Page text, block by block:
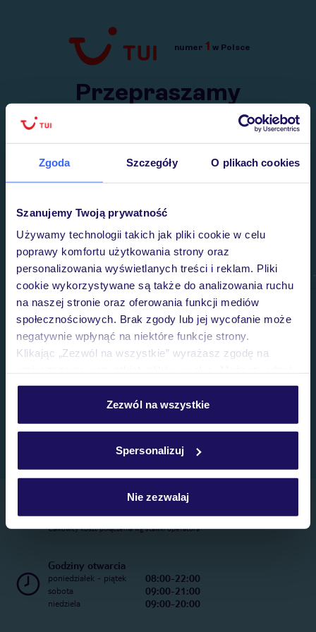
Zgoda Szczegóły O plikach cookies
Szanujemy Twoją prywatność
Używamy technologii takich jak pliki cookie w celu
poprawy komfortu użytkowania strony oraz
personalizowania wyświetlanych treści i reklam. Pliki
cookie wykorzystywane są także do analizowania ruchu
na naszej stronie oraz oferowania funkcji mediów
społecznościowych. Brak zgody lub jej wycofanie może
negatywnie wpłynąć na niektóre funkcje strony.
Klikając „Zezwól na wszystkie” wyrażasz zgodę na
personalizować swój wybór wchodząc w zakładkę
Szczegółowe informacje o plikach cookie znajdziesz
Zezwól na wszystkie
Spersonalizuj
Nie zezwalaj
Przejdź do TUI.pl
numer 1 w Polsce
Przepraszamy
Wysłaliśmy nasz serwis na krótkie wakacje.
Telefoniczne Centrum Rezerwacji
22 270 31 20
Całkowity koszt połączenia wg stawki operatora
Godziny otwarcia
poniedziałek - piątek 08:00-22:00
sobota 09:00-21:00
niedziela 09:00-20:00